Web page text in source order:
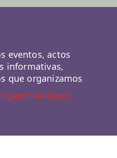
eventos, actos
informativas,
que organizamos